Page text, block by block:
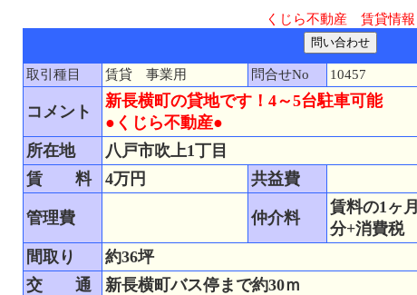
くじら不動産 賃貸情報
取引種目 賃貸 事業用 問合せNo 10457
コメント
新長横町の貸地です！4～5台駐車可能
●くじら不動産●
所在地
八戸市吹上1丁目
賃 料
4万円 共益費
管理費 仲介料
賃料の1ヶ月
分+消費税
間取り
約36坪
交 通
新長横町バス停まで約30ｍ